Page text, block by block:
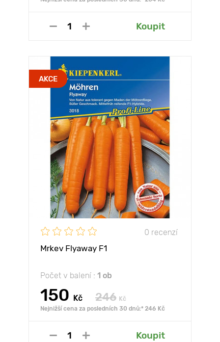
Koupit
AKCE
0 recenzí
Mrkev Flyaway F1
Počet v balení : 1 ob
150 Kč 246 Kč
Nejnižší cena za posledních 30 dnů:* 246 Kč
Koupit